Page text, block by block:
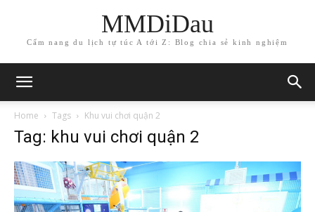
MMDiDau
Cẩm nang du lịch tự túc A tới Z: Blog chia sẻ kinh nghiệm
Home Tags Khu vui chơi quận 2
Tag: khu vui chơi quận 2